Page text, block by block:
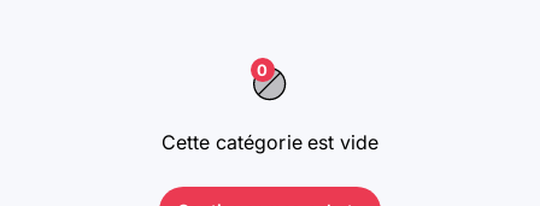
0
Cette catégorie est vide